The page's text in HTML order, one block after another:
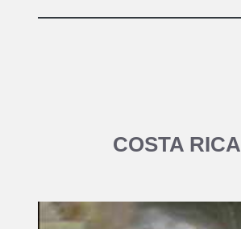
COSTA RICA